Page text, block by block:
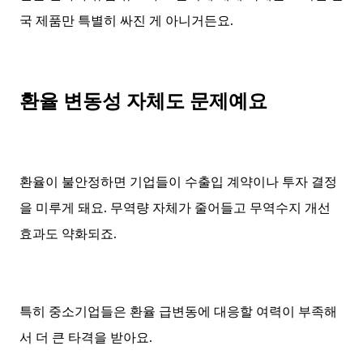
국 제품만 특별히 싸진 게 아니거든요.
환율 변동성 자체도 문제예요
환율이 불안정하면 기업들이 수출입 계약이나 투자 결정
을 미루게 돼요. 무역량 자체가 줄어들고 무역수지 개선
효과도 약화되죠.
특히 중소기업들은 환율 급변동에 대응할 여력이 부족해
서 더 큰 타격을 받아요.